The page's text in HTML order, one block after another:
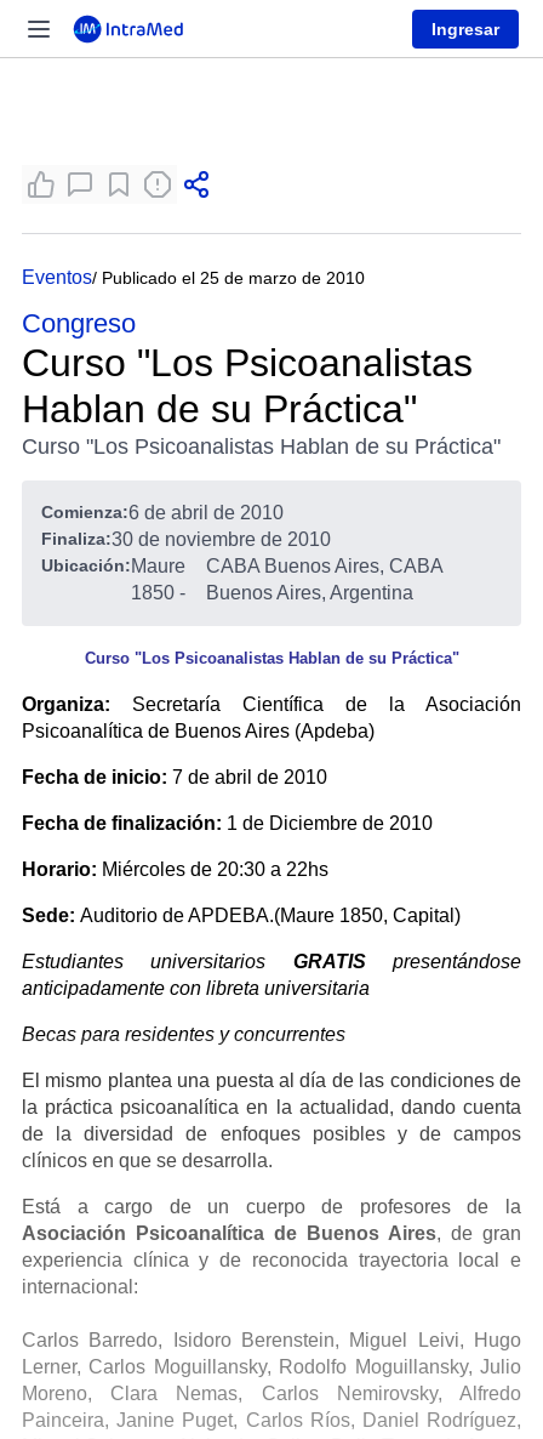
Ingresar
Eventos/ Publicado el 25 de marzo de 2010
Congreso
Curso "Los Psicoanalistas
Hablan de su Práctica"
Curso "Los Psicoanalistas Hablan de su Práctica"
Comienza:6 de abril de 2010
Finaliza:30 de noviembre de 2010
Ubicación:Maure
1850 -
CABA Buenos Aires, CABA
Buenos Aires, Argentina
Curso "Los Psicoanalistas Hablan de su Práctica"
Organiza: Secretaría Científica de la Asociación
Psicoanalítica de Buenos Aires (Apdeba)
Fecha de inicio: 7 de abril de 2010
Fecha de finalización: 1 de Diciembre de 2010
Horario: Miércoles de 20:30 a 22hs
Sede: Auditorio de APDEBA.(Maure 1850, Capital)
Estudiantes universitarios GRATISpresentándose
anticipadamente con libreta universitaria
Becas para residentes y concurrentes
El mismo plantea una puesta al día de las condiciones de
la práctica psicoanalítica en la actualidad, dando cuenta
de la diversidad de enfoques posibles y de campos
clínicos en que se desarrolla.
Está a cargo de un cuerpo de profesores de la
Asociación Psicoanalítica de Buenos Aires, de gran
experiencia clínica y de reconocida trayectoria local e
internacional:
Carlos Barredo, Isidoro Berenstein, Miguel Leivi, Hugo
Lerner, Carlos Moguillansky, Rodolfo Moguillansky, Julio
Moreno, Clara Nemas, Carlos Nemirovsky, Alfredo
Painceira, Janine Puget, Carlos Ríos, Daniel Rodríguez,